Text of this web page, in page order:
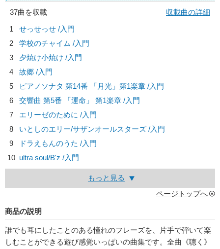
37曲を収載
収載曲の詳細
1
せっせっせ /入門
2
学校のチャイム /入門
3
夕焼け小焼け /入門
4
故郷 /入門
5
ピアノソナタ 第14番 「月光」第1楽章 /入門
6
交響曲 第5番 「運命」 第1楽章 /入門
7
エリーゼのために /入門
8
いとしのエリー/サザンオールスターズ /入門
9
ドラえもんのうた /入門
10 ultra soul/B'z /入門
もっと見る
ページトップへ
商品の説明
誰でも耳にしたことのある憧れのフレーズを、片手で弾いて楽
しむことができる遊び感覚いっぱいの曲集です。全曲《聴く》